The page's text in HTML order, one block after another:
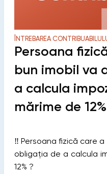
ÎNTREBAREA
Persoana
bun imobil va
a calcula
mărime de
‼️ Persoana fizică care
obligația de a calcula